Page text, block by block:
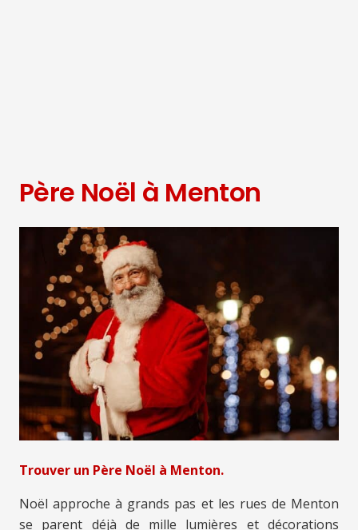
Père Noël à Menton
Trouver un Père Noël à Menton.
Noël approche à grands pas et les rues de Menton
se parent déjà de mille lumières et décorations